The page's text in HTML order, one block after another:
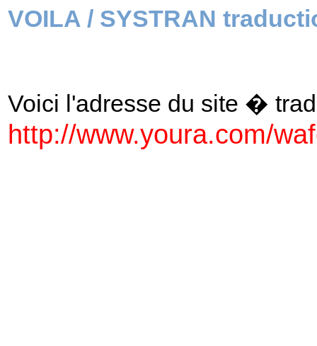
VOILA / SYSTRAN
Voici l'adresse du site �
http://www.youra.com/